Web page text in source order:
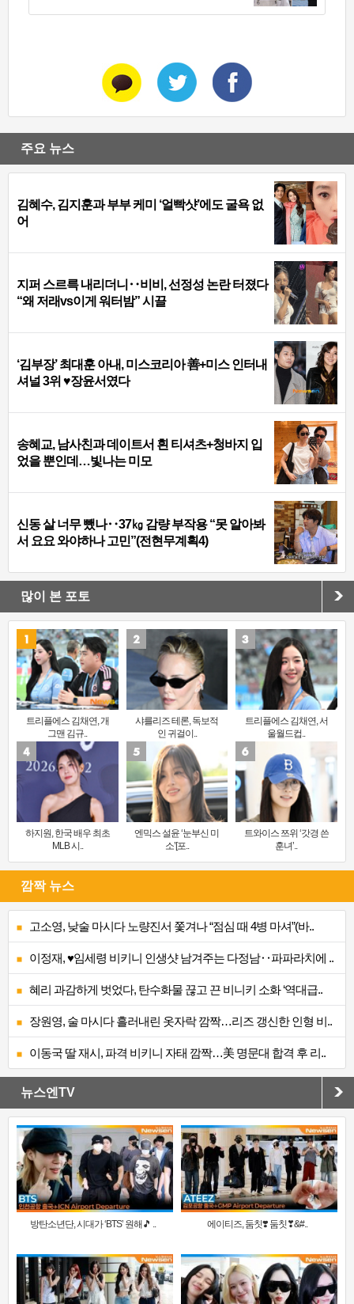
주요 뉴스
김혜수, 김지훈과 부부 케미 ‘얼빡샷’에도 굴욕 없
어
지퍼 스르륵 내리더니‥비비, 선정성 논란 터졌다
“왜 저래vs이게 워터밤” 시끌
‘김부장’ 최대훈 아내, 미스코리아 善+미스 인터내
셔널 3위 ♥장윤서였다
송혜교, 남사친과 데이트서 흰 티셔츠+청바지 입
었을 뿐인데…빛나는 미모
신동 살 너무 뺐나‥37㎏ 감량 부작용 “못 알아봐
서 요요 와야하나 고민”(전현무계획4)
많이 본 포토
트리플에스 김채연, 개
그맨 김규..
샤를리즈 테론, 독보적
인 귀걸이..
트리플에스 김채연, 서
울월드컵..
하지원, 한국 배우 최초
MLB 시..
엔믹스 설윤 ‘눈부신 미
소’[포..
트와이스 쯔위 ‘갓경 쓴
훈녀’..
깜짝 뉴스
고소영, 낮술 마시다 노량진서 쫓겨나 “점심 때 4병 마셔”(바..
이정재, ♥임세령 비키니 인생샷 남겨주는 다정남‥파파라치에 ..
혜리 과감하게 벗었다, 탄수화물 끊고 끈 비니키 소화 ‘역대급..
장원영, 술 마시다 흘러내린 옷자락 깜짝…리즈 갱신한 인형 비..
이동국 딸 재시, 파격 비키니 자태 깜짝…美 명문대 합격 후 리..
뉴스엔TV
방탄소년단, 시대가 ‘BTS’ 원해🎵 .. 에이티즈, 둠칫❣️ 둠칫❣&#..